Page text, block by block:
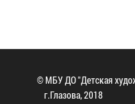
© МБУ ДО "Детская
г.Глазова, 2018